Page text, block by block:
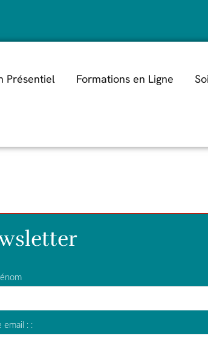
Présentiel Formations en Ligne
email : :